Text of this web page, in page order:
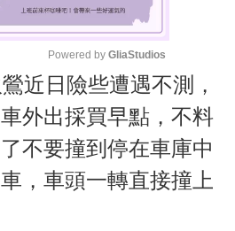
M
u
t
e
Powered by GliaStudios
近日險些遭遇不測，
外出採買早點，不料
不要撞到停在車庫中
，車頭一轉直接撞上